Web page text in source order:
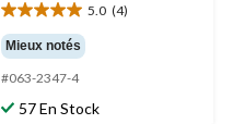
5.0 (4)
5.0
étoile(s)
sur
5.
4
Mieux notés
#063-2347-4
57 En Stock